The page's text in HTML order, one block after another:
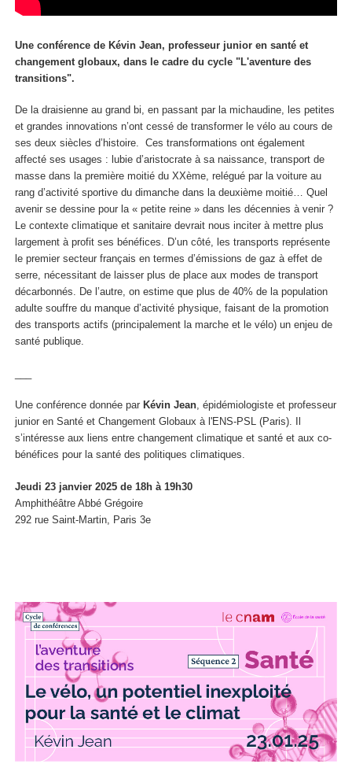
Une conférence de Kévin Jean, professeur junior en santé et
changement globaux, dans le cadre du cycle "L'aventure des
transitions".
De la draisienne au grand bi, en passant par la michaudine, les petites
et grandes innovations n’ont cessé de transformer le vélo au cours de
ses deux siècles d’histoire. Ces transformations ont également
affecté ses usages : lubie d’aristocrate à sa naissance, transport de
masse dans la première moitié du XXème, relégué par la voiture au
rang d’activité sportive du dimanche dans la deuxième moitié… Quel
avenir se dessine pour la « petite reine » dans les décennies à venir ?
Le contexte climatique et sanitaire devrait nous inciter à mettre plus
largement à profit ses bénéfices. D’un côté, les transports représente
le premier secteur français en termes d’émissions de gaz à effet de
serre, nécessitant de laisser plus de place aux modes de transport
décarbonnés. De l’autre, on estime que plus de 40% de la population
adulte souffre du manque d’activité physique, faisant de la promotion
des transports actifs (principalement la marche et le vélo) un enjeu de
santé publique.
Une conférence donnée par Kévin Jean, épidémiologiste et professeur
junior en Santé et Changement Globaux à l'ENS-PSL (Paris). Il
s’intéresse aux liens entre changement climatique et santé et aux co-
bénéfices pour la santé des politiques climatiques.
Jeudi 23 janvier 2025 de 18h à 19h30
Amphithéâtre Abbé Grégoire
292 rue Saint-Martin, Paris 3e